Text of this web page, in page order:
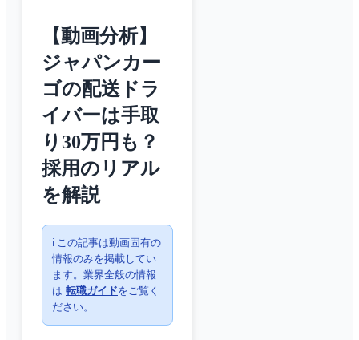
【動画分析】
ジャパンカー
ゴの配送ドラ
イバーは手取
り30万円も？
採用のリアル
を解説
ℹ️ この記事は動画固有の
情報のみを掲載してい
ます。業界全般の情報
は 転職ガイドをご覧く
ださい。